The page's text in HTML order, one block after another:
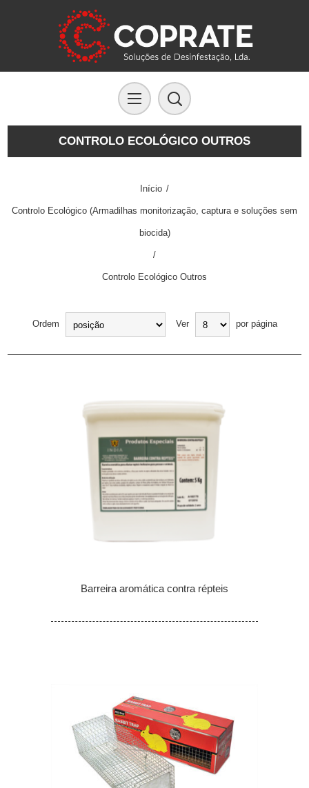
CONTROLO ECOLÓGICO OUTROS
Início /
Controlo Ecológico (Armadilhas monitorização, captura e soluções sem
biocida)
/
Controlo Ecológico Outros
Ordem Ver por página
Barreira aromática contra répteis